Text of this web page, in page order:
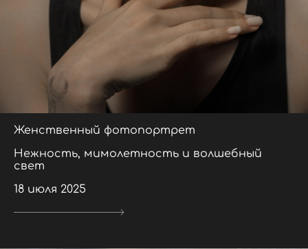
Женственный фотопортрет
Нежность, мимолетность и волшебный
свет
18 июля 2025